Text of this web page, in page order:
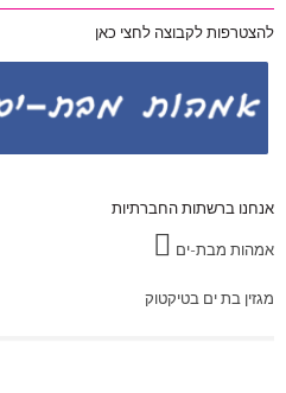
להצטרפות לקבוצה לחצי כאן
אנחנו ברשתות החברתיות
אמהות מבת-ים
מגזין בת ים בטיקטוק